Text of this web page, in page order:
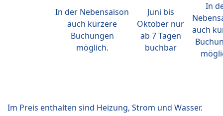
In der Nebensaison
auch kürzere
Buchungen
möglich.
Juni bis
Oktober nur
ab 7 Tagen
buchbar
In
auch
Im Preis enthalten sind Heizung, Strom und Wasser.